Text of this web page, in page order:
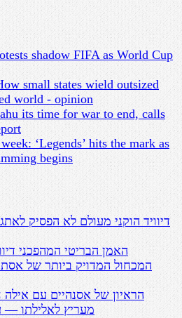
shadow FIFA as World Cup
small states wield outsized
world - opinion
its time for war to end, calls
‘Legends’ hits the mark as
begins
דיוויד הוקני מעולם לא הפסיק
האמן הבריטי המהפכני
המכחול המדויק ביותר של
הראיון של אסנהיים עם
מעריץ לאלילתו —